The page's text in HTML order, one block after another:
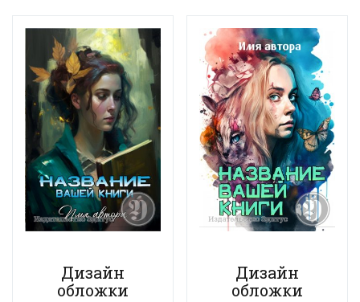
Дизайн
обложки
Дизайн
обложки